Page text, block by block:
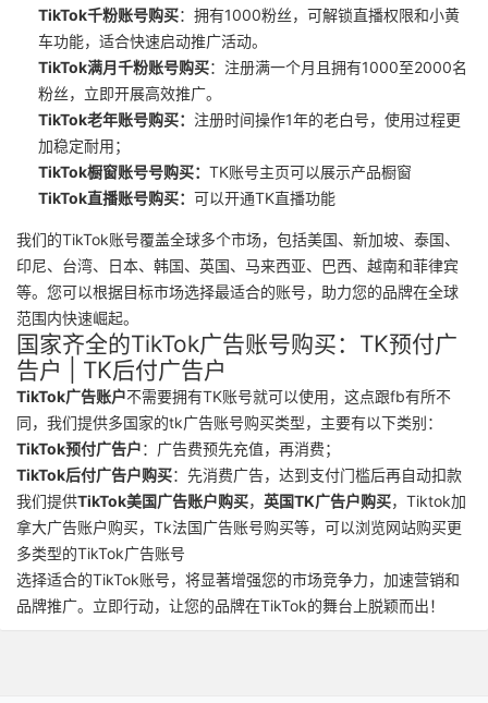
TikTok千粉账号购买：拥有1000粉丝，可解锁直播权限和小黄
车功能，适合快速启动推广活动。
TikTok满月千粉账号购买：注册满一个月且拥有1000至2000名
粉丝，立即开展高效推广。
TikTok老年账号购买： 注册时间操作1年的老白号，使用过程更
加稳定耐用；
TikTok橱窗账号号购买： TK账号主页可以展示产品橱窗
TikTok直播账号购买： 可以开通TK直播功能
我们的TikTok账号覆盖全球多个市场，包括美国、新加坡、泰国、
印尼、台湾、日本、韩国、英国、马来西亚、巴西、越南和菲律宾
等。您可以根据目标市场选择最适合的账号，助力您的品牌在全球
范围内快速崛起。
国家齐全的TikTok广告账号购买：TK预付广
告户 | TK后付广告户
TikTok广告账户不需要拥有TK账号就可以使用，这点跟fb有所不
同，我们提供多国家的tk广告账号购买类型，主要有以下类别：
TikTok预付广告户：广告费预先充值，再消费；
TikTok后付广告户购买：先消费广告，达到支付门槛后再自动扣款
我们提供TikTok美国广告账户购买， 英国TK广告户购买，Tiktok加
拿大广告账户购买，Tk法国广告账号购买等，可以浏览网站购买更
多类型的TikTok广告账号
选择适合的TikTok账号，将显著增强您的市场竞争力，加速营销和
品牌推广。立即行动，让您的品牌在TikTok的舞台上脱颖而出！